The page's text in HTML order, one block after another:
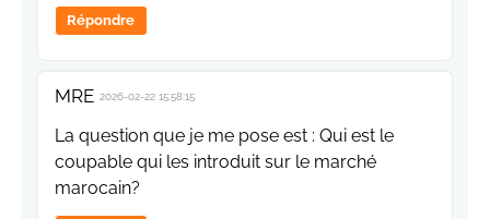
Répondre
MRE 2026-02-22 15:58:15
La question que je me pose est : Qui est le
coupable qui les introduit sur le marché
marocain?